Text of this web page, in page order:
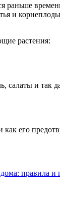
раньше
и
растения:
салаты и так
дома: правила